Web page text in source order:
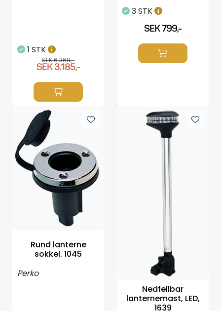
1 STK
SEK 6.369,-
SEK 3.185,-
3 STK
SEK 799,-
Rund lanterne
sokkel. 1045
Perko
Nedfellbar
lanternemast, LED,
1639